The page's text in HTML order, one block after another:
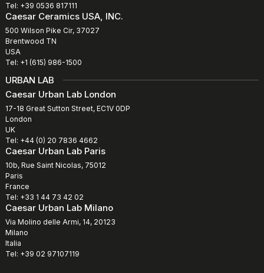
Tel: +39 0536 817111
Caesar Ceramics USA, INC.
500 Wilson Pike Cir, 37027
Brentwood TN
USA
Tel: +1 (615) 986-1500
URBAN LAB
Caesar Urban Lab London
17-18 Great Sutton Street, EC1V 0DP
London
UK
Tel: +44 (0) 20 7836 4662
Caesar Urban Lab Paris
10b, Rue Saint Nicolas, 75012
Paris
France
Tel: +33 1 44 73 42 02
Caesar Urban Lab Milano
Via Molino delle Armi, 14, 20123
Milano
Italia
Tel: +39 02 97107119